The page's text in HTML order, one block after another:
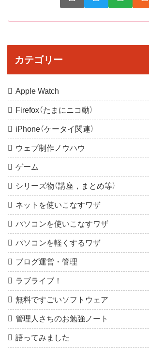
カテゴリー
Apple Watch
Firefox（たまにニコ動）
iPhone（ケータイ関連）
ウェブ制作ノウハウ
ゲーム
シリーズ物（講座，まとめ等）
ネットを使いこなすワザ
パソコンを使いこなすワザ
パソコンを軽くするワザ
ブログ運営・管理
ラブライブ！
無料ですごいソフトウェア
管理人さちのお勉強ノート
語ってみました